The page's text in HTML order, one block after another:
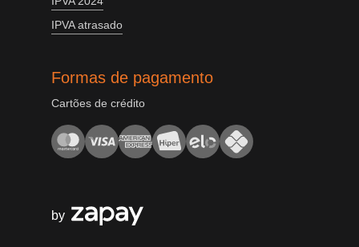
IPVA atrasado
Formas de pagamento
Cartões de crédito
by